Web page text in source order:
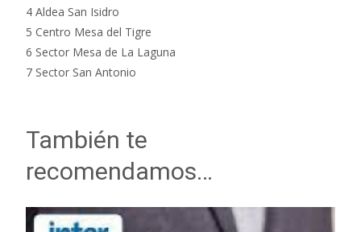
4 Aldea San Isidro
5 Centro Mesa del Tigre
6 Sector Mesa de La Laguna
7 Sector San Antonio
También te
recomendamos…